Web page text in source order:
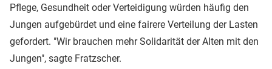
Pflege, Gesundheit oder Verteidigung würden häufig den
Jungen aufgebürdet und eine fairere Verteilung der Lasten
gefordert. "Wir brauchen mehr Solidarität der Alten mit den
Jungen", sagte Fratzscher.